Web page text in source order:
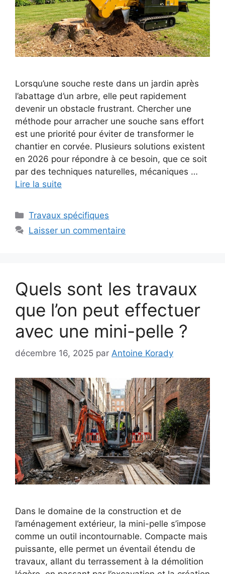
Lorsqu’une souche reste dans un jardin après
l’abattage d’un arbre, elle peut rapidement
devenir un obstacle frustrant. Chercher une
méthode pour arracher une souche sans effort
est une priorité pour éviter de transformer le
chantier en corvée. Plusieurs solutions existent
en 2026 pour répondre à ce besoin, que ce soit
par des techniques naturelles, mécaniques …
Lire la suite
Catégories
Travaux spécifiques
Laisser un commentaire
Quels sont les travaux
que l’on peut effectuer
avec une mini-pelle ?
décembre 16, 2025 par Antoine Korady
Dans le domaine de la construction et de
l’aménagement extérieur, la mini-pelle s’impose
comme un outil incontournable. Compacte mais
puissante, elle permet un éventail étendu de
travaux, allant du terrassement à la démolition